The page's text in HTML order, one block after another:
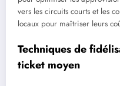
vers les circuits courts et les
locaux pour maîtriser leurs
Techniques de
ticket moyen